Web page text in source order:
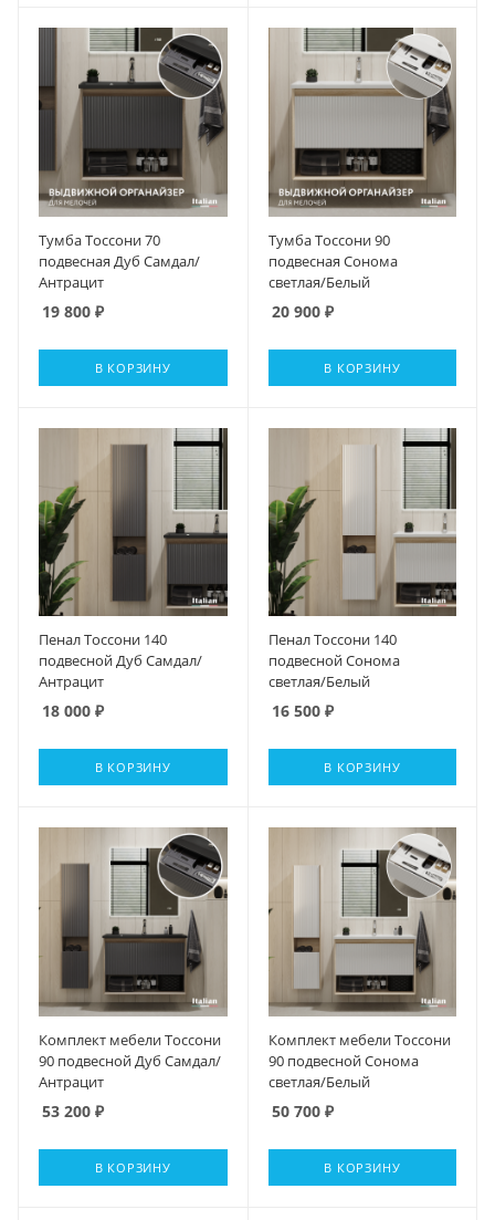
Тумба Тоссони 70
подвесная Дуб Самдал/
Антрацит
19 800 ₽
В КОРЗИНУ
Тумба Тоссони 90
подвесная Сонома
светлая/Белый
20 900₽
В КОРЗИНУ
Пенал Тоссони 140
подвесной Дуб Самдал/
Антрацит
18 000 ₽
В КОРЗИНУ
Пенал Тоссони 140
подвесной Сонома
светлая/Белый
16 500₽
В КОРЗИНУ
Комплект мебели Тоссони
90 подвесной Дуб Самдал/
Антрацит
53 200 ₽
В КОРЗИНУ
Комплект мебели Тоссони
90 подвесной Сонома
светлая/Белый
50 700₽
В КОРЗИНУ